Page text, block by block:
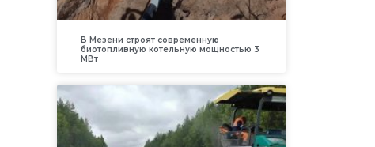
В Мезени строят современную
биотопливную котельную мощностью 3
МВт